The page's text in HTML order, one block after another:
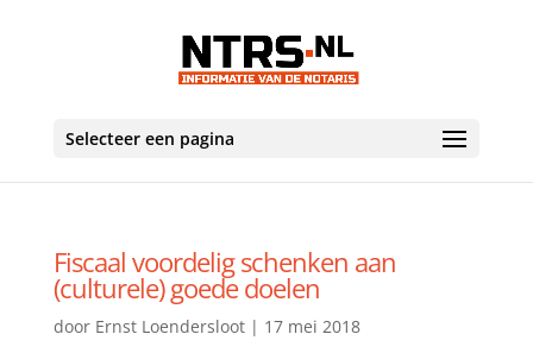
Selecteer een pagina
Fiscaal voordelig schenken aan
(culturele) goede doelen
door Ernst Loendersloot| 17 mei 2018